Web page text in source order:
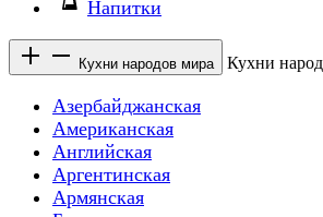
Напитки
Кухни народов мира Кухни
Азербайджанская
Американская
Английская
Аргентинская
Армянская